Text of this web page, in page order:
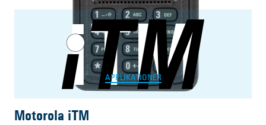
iTM
APPLIKATIONER
Motorola iTM